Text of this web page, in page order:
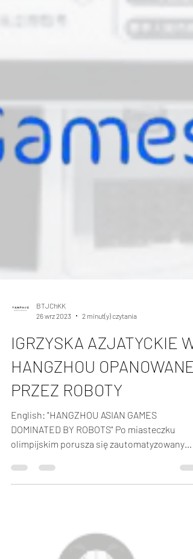
IGRZYSKA AZJATYCKIE W
HANGZHOU OPANOWANE
English: "HANGZHOU ASIAN GAMES
DOMINATED BY ROBOTS" Po miasteczku
„łapacz komarów”, wabiący...